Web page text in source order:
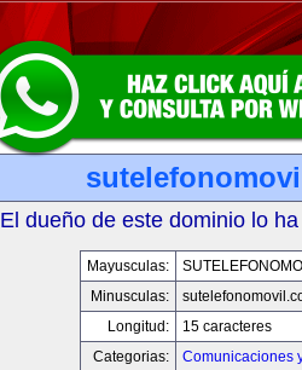
El dueño de este dominio lo
Mayusculas:
Minusculas:
Longitud:
15 caracteres
Categorias:
Comunicaciones